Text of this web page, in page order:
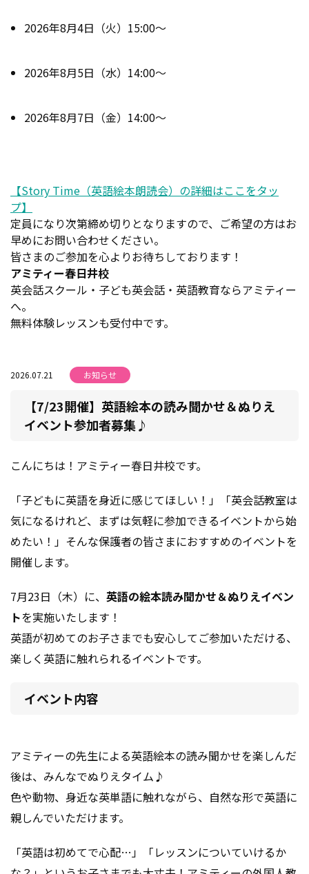
2026年8月4日（火）15:00～
2026年8月5日（水）14:00～
2026年8月7日（金）14:00～
【Story Time（英語絵本朗読会）の詳細はここをタッ
プ】
定員になり次第締め切りとなりますので、ご希望の方はお
早めにお問い合わせください。
皆さまのご参加を心よりお待ちしております！
アミティー春日井校
英会話スクール・子ども英会話・英語教育ならアミティー
へ。
無料体験レッスンも受付中です。
2026.07.21 お知らせ
【7/23開催】英語絵本の読み聞かせ＆ぬりえ
イベント参加者募集♪
こんにちは！アミティー春日井校です。
「子どもに英語を身近に感じてほしい！」「英会話教室は
気になるけれど、まずは気軽に参加できるイベントから始
めたい！」そんな保護者の皆さまにおすすめのイベントを
開催します。
7月23日（木）に、 英語の絵本読み聞かせ＆ぬりえイベン
トを実施いたします！
英語が初めてのお子さまでも安心してご参加いただける、
楽しく英語に触れられるイベントです。
イベント内容
アミティーの先生による英語絵本の読み聞かせを楽しんだ
後は、みんなでぬりえタイム♪
色や動物、身近な英単語に触れながら、自然な形で英語に
親しんでいただけます。
「英語は初めてで心配…」「レッスンについていけるか